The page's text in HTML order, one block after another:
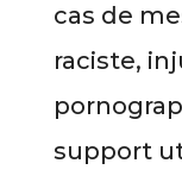
cas de
raciste,
support